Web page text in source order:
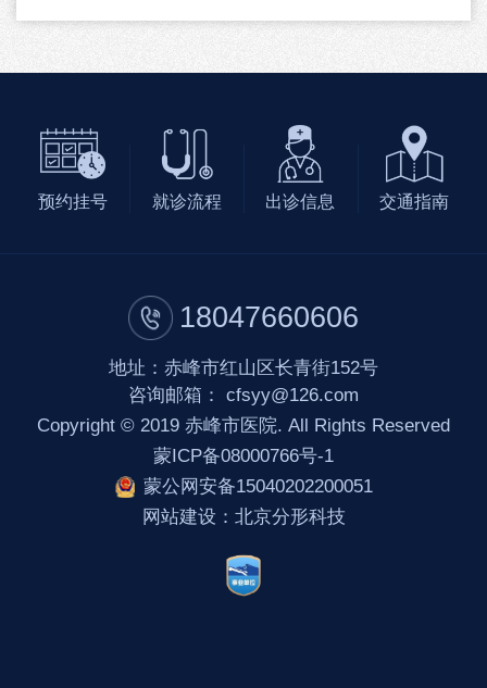
预约挂号 就诊流程 出诊信息 交通指南
18047660606
地址：赤峰市红山区长青街152号
咨询邮箱： cfsyy@126.com
Copyright © 2019 赤峰市医院. All Rights Reserved
蒙ICP备08000766号-1
蒙公网安备15040202200051
网站建设 ： 北京分形科技